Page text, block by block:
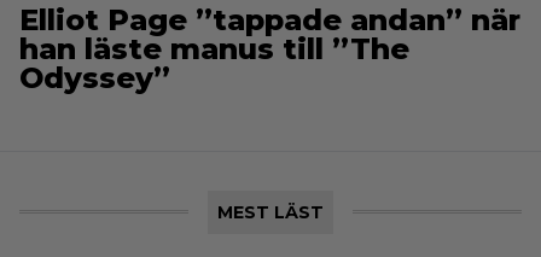
Elliot Page ”tappade andan” när
han läste manus till ”The
Odyssey”
MEST LÄST